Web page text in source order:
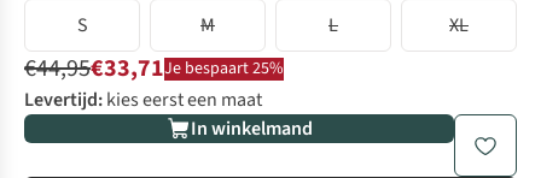
S
M L XL
€44,95€33,71Je bespaart 25%
Levertijd:kies eerst een maat
In winkelmand